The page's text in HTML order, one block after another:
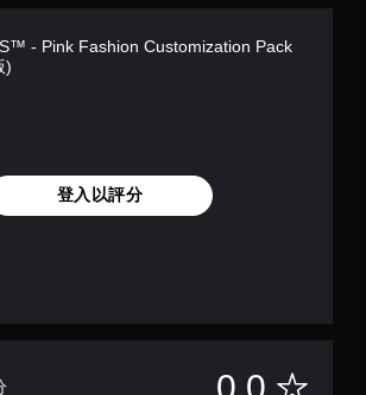
- Pink Fashion Customization Pack
)
登入以評分
無